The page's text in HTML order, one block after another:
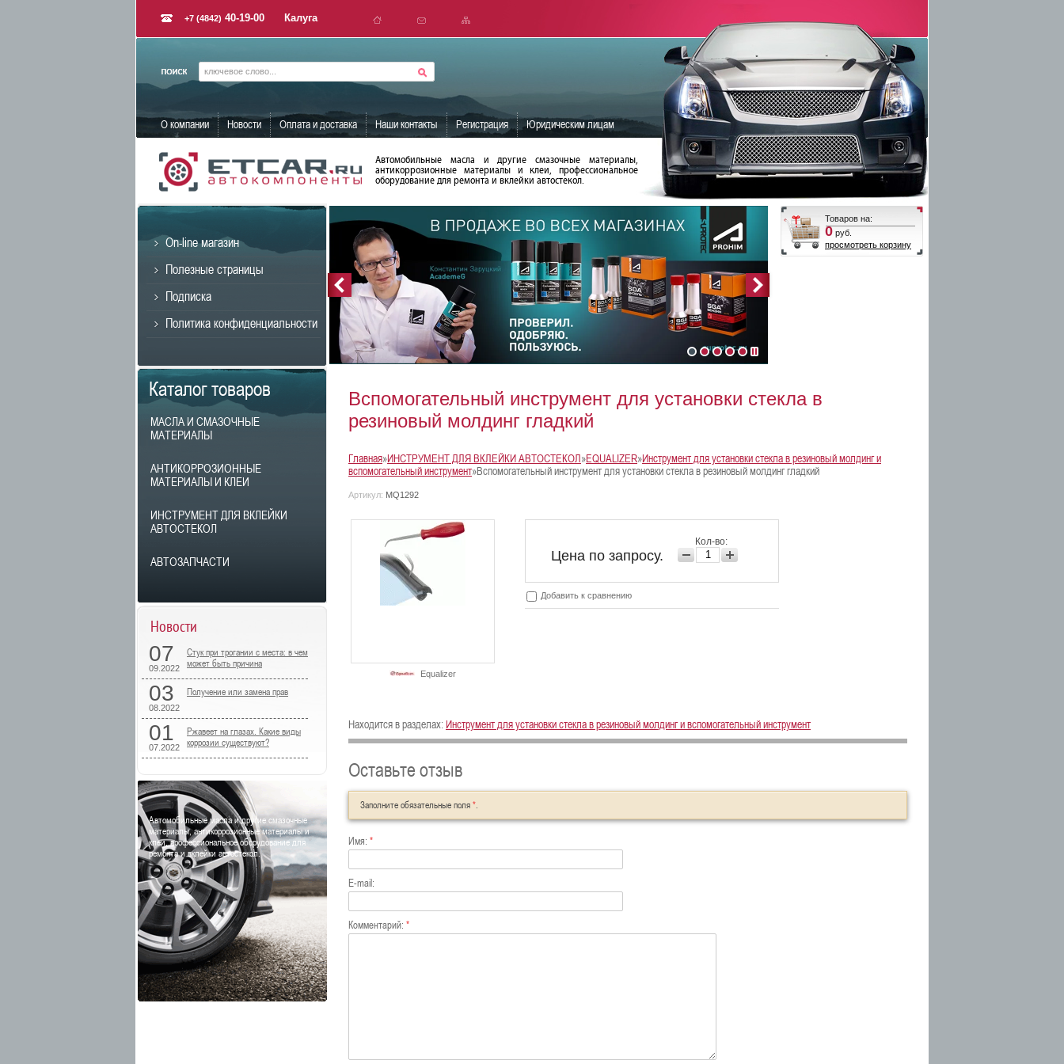
+7 (4842) 40-19-00 Калуга
О компании Новости Оплата и доставка Наши контакты Регистрация Юридическим лицам
Автомобильные масла и другие смазочные материалы,
антикоррозионные материалы и клеи, профессиональное
оборудование для ремонта и вклейки автостекол.
On-line магазин
Полезные страницы
Подписка
Политика конфиденциальности
Каталог товаров
МАСЛА И СМАЗОЧНЫЕ
МАТЕРИАЛЫ
АНТИКОРРОЗИОННЫЕ
МАТЕРИАЛЫ И КЛЕИ
ИНСТРУМЕНТ ДЛЯ ВКЛЕЙКИ
АВТОСТЕКОЛ
АВТОЗАПЧАСТИ
Новости
07
09.2022
Стук при трогании с места: в чем
может быть причина
03
08.2022
Получение или замена прав
01
07.2022
Ржавеет на глазах. Какие виды
коррозии существуют?
Автомобильные масла и другие смазочные
материалы, антикоррозионные материалы и
клеи, профессиональное оборудование для
ремонта и вклейки автостекол.
Товаров на:
0 руб.
просмотреть корзину
Вспомогательный инструмент для установки стекла в
резиновый молдинг гладкий
Главная»ИНСТРУМЕНТ ДЛЯ ВКЛЕЙКИ АВТОСТЕКОЛ»EQUALIZER»Инструмент для установки стекла в резиновый молдинг и
вспомогательный инструмент»Вспомогательный инструмент для установки стекла в резиновый молдинг гладкий
Артикул: MQ1292
Equalizer
Цена по запросу.
Кол-во:
Добавить к сравнению
Находится в разделах: Инструмент для установки стекла в резиновый молдинг и вспомогательный инструмент
Оставьте отзыв
Заполните обязательные поля *.
Имя: *
E-mail:
Комментарий: *